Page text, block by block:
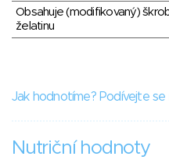
Obsahuje (modifikovaný)
želatinu
Jak hodnotíme? Podívejte
Nutriční hodnoty